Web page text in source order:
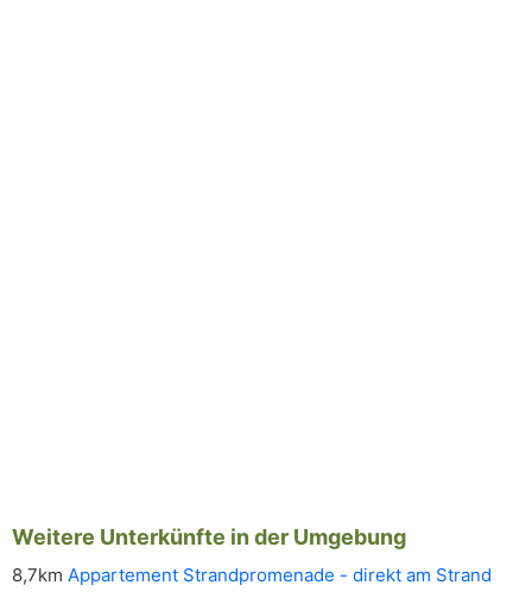
Weitere Unterkünfte in der Umgebung
8,7km Appartement Strandpromenade - direkt am Strand